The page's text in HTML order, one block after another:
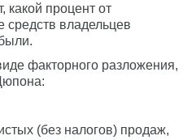
какой процент от
владельцев
факторного разложения,
(без налогов) продаж,